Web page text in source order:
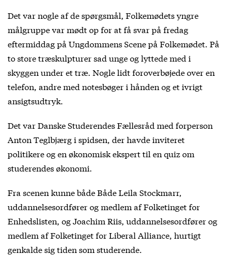
Det var nogle af de spørgsmål, Folkemødets yngre
målgruppe var mødt op for at få svar på fredag
eftermiddag på Ungdommens Scene på Folkemødet. På
to store træskulpturer sad unge og lyttede med i
skyggen under et træ. Nogle lidt foroverbøjede over en
telefon, andre med notesbøger i hånden og et ivrigt
ansigtsudtryk.
Det var Danske Studerendes Fællesråd med forperson
Anton Teglbjærg i spidsen, der havde inviteret
politikere og en økonomisk ekspert til en quiz om
studerendes økonomi.
Fra scenen kunne både Både Leila Stockmarr,
uddannelsesordfører og medlem af Folketinget for
Enhedslisten, og Joachim Riis, uddannelsesordfører og
medlem af Folketinget for Liberal Alliance, hurtigt
genkalde sig tiden som studerende.